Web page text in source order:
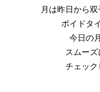
月は昨日から双
ボイドタ
今日の
スムー
チェック